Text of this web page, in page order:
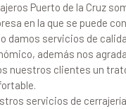
Puerto de la Cruz
en la que se puede
damos servicios de
además nos
nuestros clientes un
servicios de